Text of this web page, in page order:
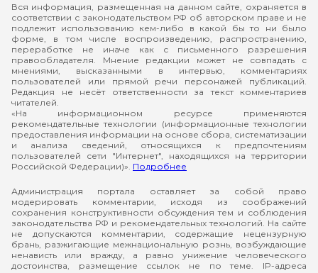
Вся информация, размещенная на данном сайте, охраняется в
соответствии с законодательством РФ об авторском праве и не
подлежит использованию кем-либо в какой бы то ни было
форме, в том числе воспроизведению, распространению,
переработке не иначе как с письменного разрешения
правообладателя. Мнение редакции может не совпадать с
мнениями, высказанными в интервью, комментариях
пользователей или прямой речи персонажей публикаций.
Редакция не несёт ответственности за текст комментариев
читателей.
«На информационном ресурсе применяются
рекомендательные технологии (информационные технологии
предоставления информации на основе сбора, систематизации
и анализа сведений, относящихся к предпочтениям
пользователей сети "Интернет", находящихся на территории
Российской Федерации)». Подробнее
Администрация портала оставляет за собой право
модерировать комментарии, исходя из соображений
сохранения конструктивности обсуждения тем и соблюдения
законодательства РФ и рекомендательных технологий. На сайте
не допускаются комментарии, содержащие нецензурную
брань, разжигающие межнациональную рознь, возбуждающие
ненависть или вражду, а равно унижение человеческого
достоинства, размещение ссылок не по теме. IP-адреса